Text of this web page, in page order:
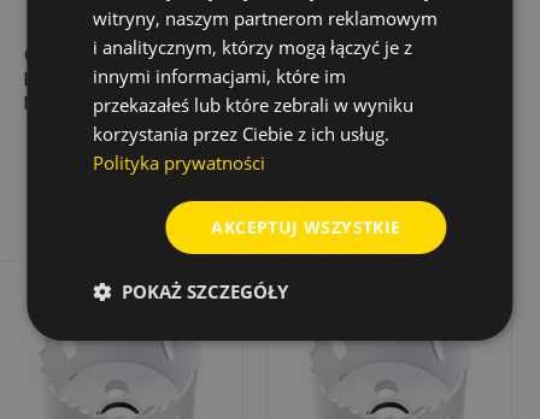
OTWORNICA HSS-
BIM. MULTI, ŚR. 114
MM, 4-6 Z/CAL
Cena
180,65 zł
Dodaj do koszyka
OTWORNICA HSS-
BIM. MULTI, ŚR. 56 MM,
4-6 Z/CAL
Cena
65,01 zł
witryny, naszym partnerom reklamowym
i analitycznym, którzy mogą łączyć je z
innymi informacjami, które im
przekazałeś lub które zebrali w wyniku
korzystania przez Ciebie z ich usług.
Polityka prywatności
AKCEPTUJ WSZYSTKIE
POKAŻ SZCZEGÓŁY